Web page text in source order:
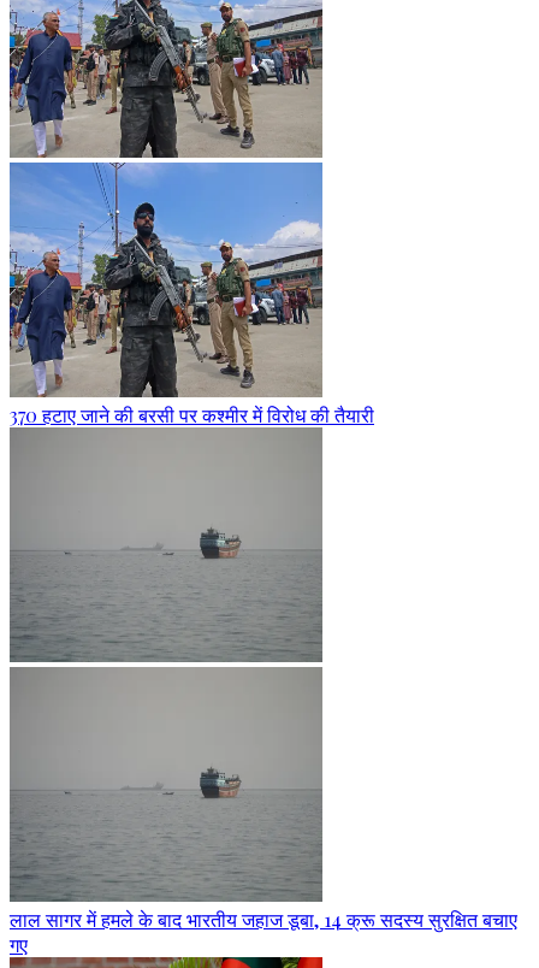
370 हटाए जाने की बरसी पर कश्मीर में विरोध की तैयारी
लाल सागर में हमले के बाद भारतीय जहाज डूबा, 14 क्रू सदस्य सुरक्षित बचाए
गए